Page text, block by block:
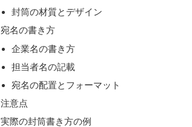
封筒の材質とデザイン
宛名の書き方
企業名の書き方
担当者名の記載
宛名の配置とフォーマット
注意点
実際の封筒書き方の例